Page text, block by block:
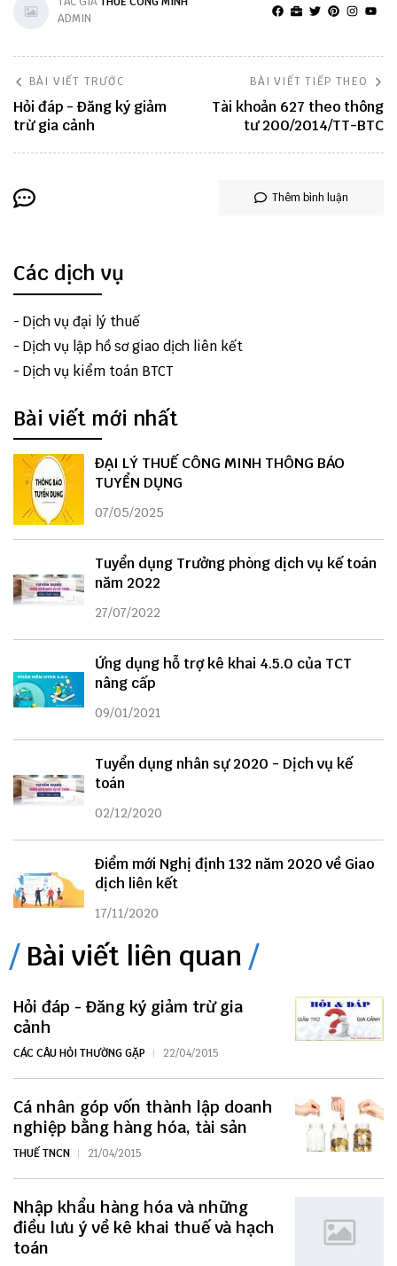
ADMIN
BÀI VIẾT TRƯỚC
Hỏi đáp - Đăng ký giảm
trừ gia cảnh
BÀI VIẾT TIẾP THEO
Tài khoản 627 theo thông
tư 200/2014/TT-BTC
Thêm bình luận
Các dịch vụ
- Dịch vụ đại lý thuế
- Dịch vụ lập hồ sơ giao dịch liên kết
- Dịch vụ kiểm toán BTCT
Bài viết mới nhất
ĐẠI LÝ THUẾ CÔNG MINH THÔNG BÁO
TUYỂN DỤNG
07/05/2025
Tuyển dụng Trưởng phòng dịch vụ kế toán
năm 2022
27/07/2022
Ứng dụng hỗ trợ kê khai 4.5.0 của TCT
nâng cấp
09/01/2021
Tuyển dụng nhân sự 2020 - Dịch vụ kế
toán
02/12/2020
Điểm mới Nghị định 132 năm 2020 về Giao
dịch liên kết
17/11/2020
Bài viết liên quan
Hỏi đáp - Đăng ký giảm trừ gia
cảnh
CÁC CÂU HỎI THƯỜNG GẶP 22/04/2015
Cá nhân góp vốn thành lập doanh
nghiệp bằng hàng hóa, tài sản
THUẾ TNCN 21/04/2015
Nhập khẩu hàng hóa và những
điều lưu ý về kê khai thuế và hạch
toán